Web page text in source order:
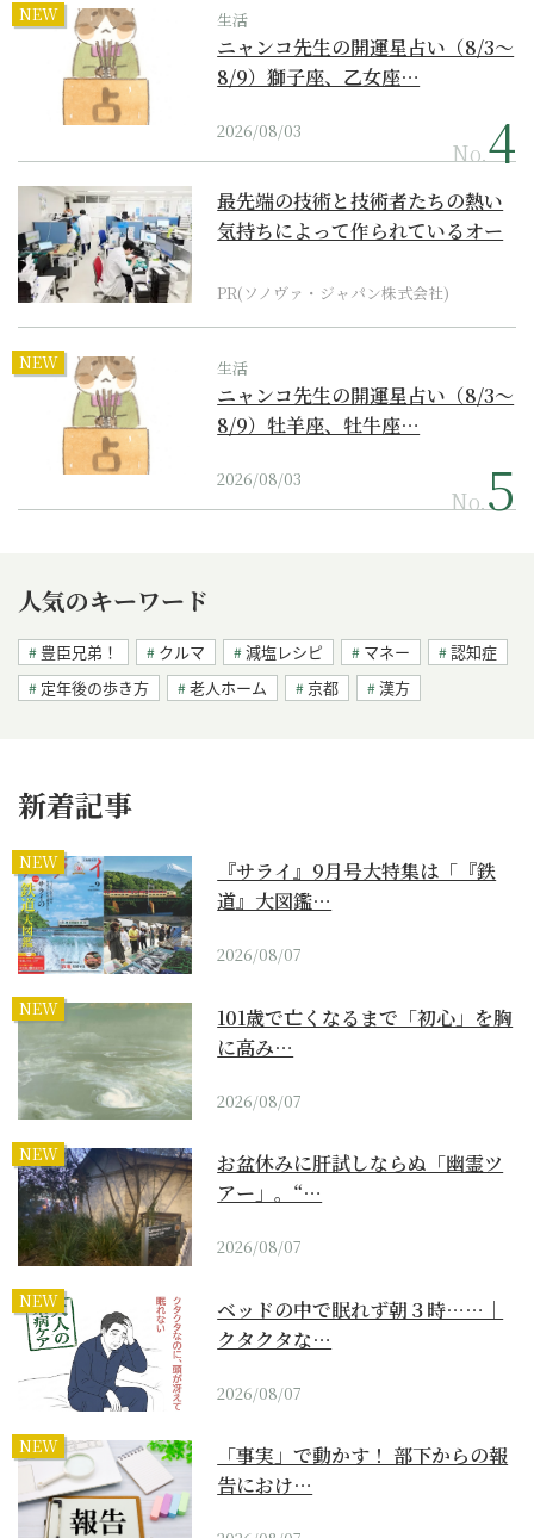
NEW 生活
ニャンコ先生の開運星占い（8/3～
8/9）獅子座、乙女座…
2026/08/03
No.
最先端の技術と技術者たちの熱い
気持ちによって作られているオー
PR(ソノヴァ・ジャパン株式会社)
NEW 生活
ニャンコ先生の開運星占い（8/3～
8/9）牡羊座、牡牛座…
2026/08/03
No.
人気のキーワード
豊臣兄弟！ クルマ 減塩レシピ マネー
認知症
定年後の歩き方
老人ホーム 京都 漢方
新着記事
NEW
『サライ』9月号大特集は「『鉄
道』大図鑑…
2026/08/07
NEW
101歳で亡くなるまで「初心」を胸
に高み…
2026/08/07
NEW
お盆休みに肝試しならぬ「幽霊ツ
アー」。“…
2026/08/07
NEW
ベッドの中で眠れず朝３時……｜
クタクタな…
2026/08/07
NEW
「事実」で動かす！ 部下からの報
告におけ…